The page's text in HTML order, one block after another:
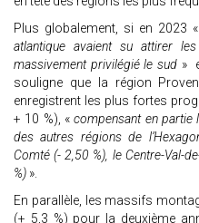
Plus globalement, si en 2023 «
atlantique avaient su attirer les
massivement privilégié le sud»
souligne que la région
enregistrent les plus fortes
+ 10 %), «compensant en partie
des autres régions de
Comté (- 2,50 %), le Centre-Val-
%) ».
En parallèle, les massifs
(+ 5,3 %) pour la deuxième